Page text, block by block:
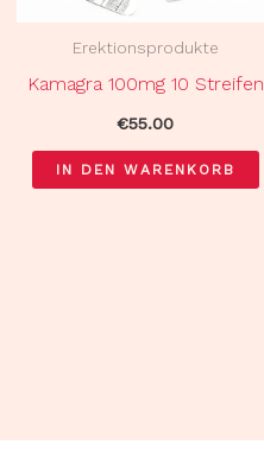
Erektionsprodukte
Kamagra 100mg 10 Streifen
€55.00
IN DEN WARENKORB